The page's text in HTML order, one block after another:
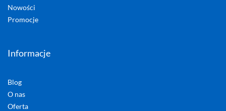
Nowości
Promocje
Informacje
Blog
O nas
Oferta